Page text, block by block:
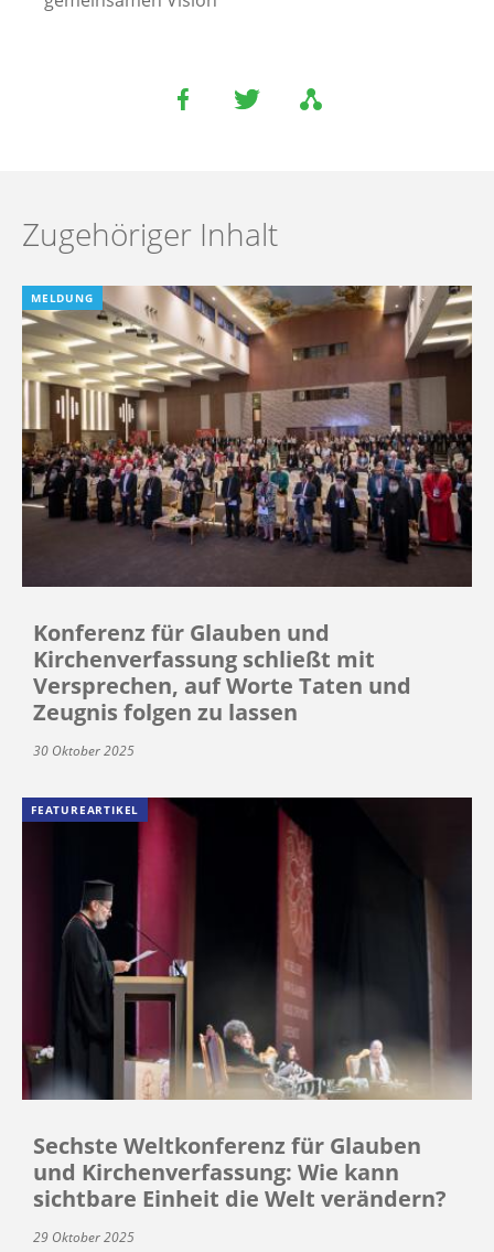
Zugehöriger Inhalt
MELDUNG
Konferenz für Glauben und
Kirchenverfassung schließt mit
Versprechen, auf Worte Taten und
Zeugnis folgen zu lassen
30 Oktober 2025
FEATUREARTIKEL
Sechste Weltkonferenz für Glauben
und Kirchenverfassung: Wie kann
sichtbare Einheit die Welt verändern?
29 Oktober 2025